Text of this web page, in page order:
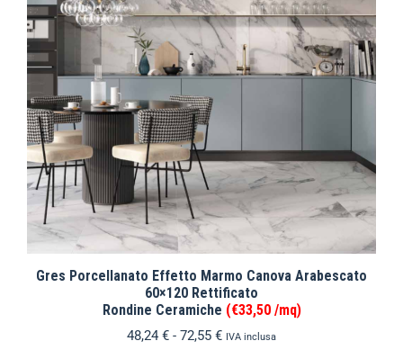
Gres Porcellanato Effetto Marmo Canova Arabescato
60×120 Rettificato
Rondine Ceramiche (€33,50 /mq)
48,24 € - 72,55 € IVA inclusa